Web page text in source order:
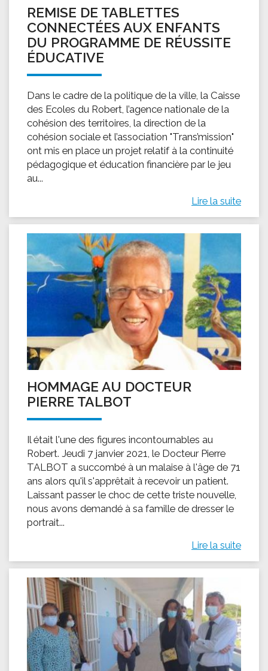
REMISE DE TABLETTES
CONNECTÉES AUX ENFANTS
DU PROGRAMME DE RÉUSSITE
ÉDUCATIVE
Dans le cadre de la politique de la ville, la Caisse
des Ecoles du Robert, l’agence nationale de la
cohésion des territoires, la direction de la
cohésion sociale et l’association "Trans’mission"
ont mis en place un projet relatif à la continuité
pédagogique et éducation financière par le jeu
au...
Lire la suite
HOMMAGE AU DOCTEUR
PIERRE TALBOT
Il était l'une des figures incontournables au
Robert. Jeudi 7 janvier 2021, le Docteur Pierre
TALBOT a succombé à un malaise à l'âge de 71
ans alors qu'il s'apprêtait à recevoir un patient.
Laissant passer le choc de cette triste nouvelle,
nous avons demandé à sa famille de dresser le
portrait...
Lire la suite